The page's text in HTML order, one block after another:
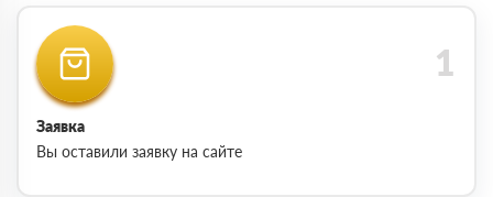
Заявка
Вы оставили заявку на сайте